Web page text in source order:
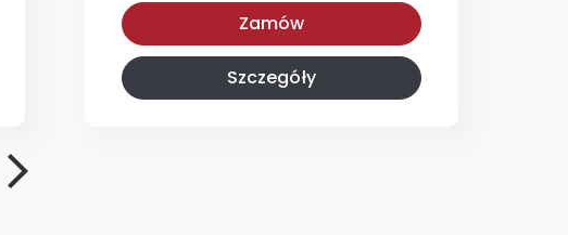
Zamów
Szczegóły